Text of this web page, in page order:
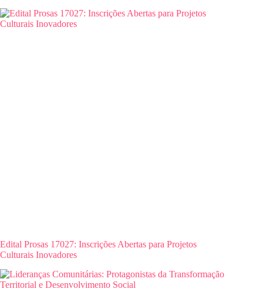
Edital Prosas 17027: Inscrições Abertas para Projetos
Culturais Inovadores